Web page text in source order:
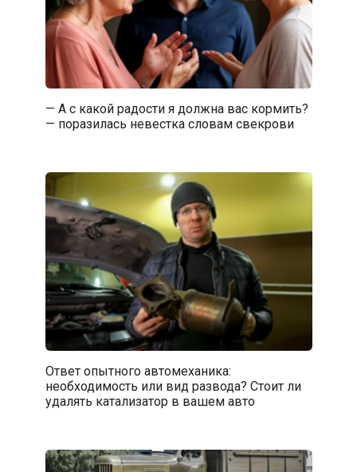
— А с какой радости я должна вас кормить?
— поразилась невестка словам свекрови
Ответ опытного автомеханика:
необходимость или вид развода? Стоит ли
удалять катализатор в вашем авто